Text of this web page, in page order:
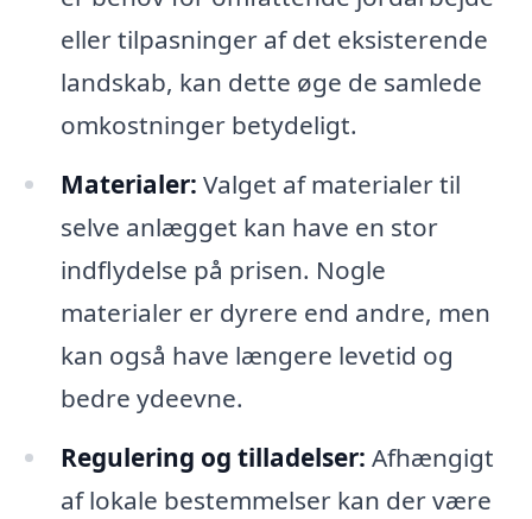
eller tilpasninger af det eksisterende
landskab, kan dette øge de samlede
omkostninger betydeligt.
Materialer: Valget af materialer til
selve anlægget kan have en stor
indflydelse på prisen. Nogle
materialer er dyrere end andre, men
kan også have længere levetid og
bedre ydeevne.
Regulering og tilladelser: Afhængigt
af lokale bestemmelser kan der være